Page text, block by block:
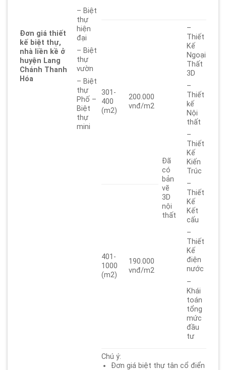
Đơn giá thiết
kế biệt thự,
nhà liền kề ở
huyện Lang
Chánh Thanh
Hóa
– Biệt
thự
hiện
đại
– Biệt
thự
vườn
– Biệt
thự
Phố –
Biệt
thự
mini
301-
400
(m2)
200.000
vnđ/m2
Đã
có
bản
vẽ
3D
nội
thất
–
Thiết
Kế
Ngoại
Thất
3D
–
Thiết
kế
Nội
thất
–
Thiết
Kế
Kiến
Trúc
–
Thiết
Kế
Kết
cấu
–
Thiết
Kế
điện
nước
–
Khái
toán
tổng
mức
đầu
tư
401-
1000
(m2)
190.000
vnđ/m2
Chú ý:
Đơn giá biệt thự tân cổ điển